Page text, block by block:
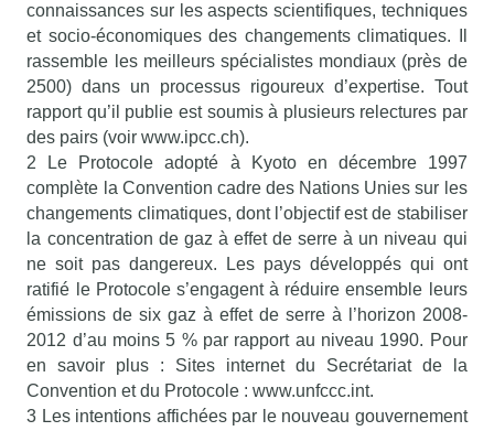
connaissances sur les aspects scientifiques, techniques
et socio-économiques des changements climatiques. Il
rassemble les meilleurs spécialistes mondiaux (près de
2500) dans un processus rigoureux d’expertise. Tout
rapport qu’il publie est soumis à plusieurs relectures par
des pairs (voir www.ipcc.ch).
2 Le Protocole adopté à Kyoto en décembre 1997
complète la Convention cadre des Nations Unies sur les
changements climatiques, dont l’objectif est de stabiliser
la concentration de gaz à effet de serre à un niveau qui
ne soit pas dangereux. Les pays développés qui ont
ratifié le Protocole s’engagent à réduire ensemble leurs
émissions de six gaz à effet de serre à l’horizon 2008-
2012 d’au moins 5 % par rapport au niveau 1990. Pour
en savoir plus : Sites internet du Secrétariat de la
Convention et du Protocole : www.unfccc.int.
3 Les intentions affichées par le nouveau gouvernement